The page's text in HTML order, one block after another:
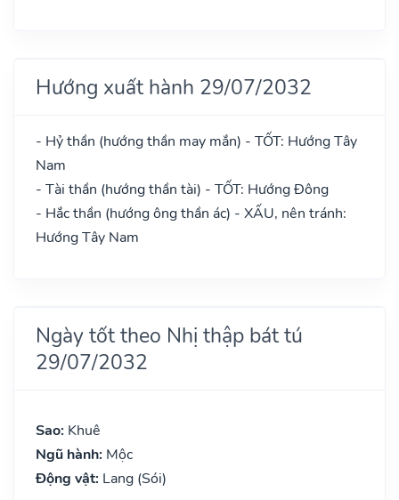
Hướng xuất hành 29/07/2032
- Hỷ thần (hướng thần may mắn) - TỐT: Hướng Tây
Nam
- Tài thần (hướng thần tài) - TỐT: Hướng Đông
- Hắc thần (hướng ông thần ác) - XẤU, nên tránh:
Hướng Tây Nam
Ngày tốt theo Nhị thập bát tú
29/07/2032
Sao: Khuê
Ngũ hành: Mộc
Động vật: Lang (Sói)